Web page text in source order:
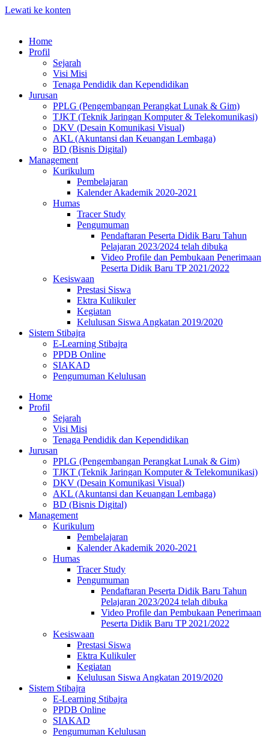
Lewati ke konten
Home
Profil
Sejarah
Visi Misi
Tenaga Pendidik dan Kependidikan
Jurusan
PPLG (Pengembangan Perangkat Lunak & Gim)
TJKT (Teknik Jaringan Komputer & Telekomunikasi)
DKV (Desain Komunikasi Visual)
AKL (Akuntansi dan Keuangan Lembaga)
BD (Bisnis Digital)
Management
Kurikulum
Pembelajaran
Kalender Akademik 2020-2021
Humas
Tracer Study
Pengumuman
Pendaftaran Peserta Didik Baru Tahun
Pelajaran 2023/2024 telah dibuka
Video Profile dan Pembukaan Penerimaan
Peserta Didik Baru TP 2021/2022
Kesiswaan
Prestasi Siswa
Ektra Kulikuler
Kegiatan
Kelulusan Siswa Angkatan 2019/2020
Sistem Stibajra
E-Learning Stibajra
PPDB Online
SIAKAD
Pengumuman Kelulusan
Home
Profil
Sejarah
Visi Misi
Tenaga Pendidik dan Kependidikan
Jurusan
PPLG (Pengembangan Perangkat Lunak & Gim)
TJKT (Teknik Jaringan Komputer & Telekomunikasi)
DKV (Desain Komunikasi Visual)
AKL (Akuntansi dan Keuangan Lembaga)
BD (Bisnis Digital)
Management
Kurikulum
Pembelajaran
Kalender Akademik 2020-2021
Humas
Tracer Study
Pengumuman
Pendaftaran Peserta Didik Baru Tahun
Pelajaran 2023/2024 telah dibuka
Video Profile dan Pembukaan Penerimaan
Peserta Didik Baru TP 2021/2022
Kesiswaan
Prestasi Siswa
Ektra Kulikuler
Kegiatan
Kelulusan Siswa Angkatan 2019/2020
Sistem Stibajra
E-Learning Stibajra
PPDB Online
SIAKAD
Pengumuman Kelulusan